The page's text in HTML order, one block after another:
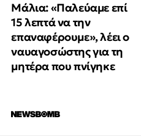
Μάλια: «Παλεύαμε επί
15 λεπτά να την
επαναφέρουμε», λέει ο
ναυαγοσώστης για τη
μητέρα που πνίγηκε